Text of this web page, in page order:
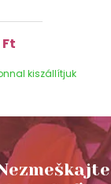
kiszállítjuk